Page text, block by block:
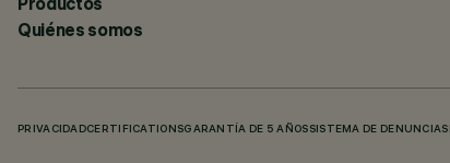
Quiénes somos
PRIVACIDADCERTIFICATIONSGARANTÍA DE 5 AÑOS SISTEMA DE DENUNCIAS